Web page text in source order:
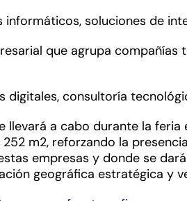
informáticos, soluciones de
que agrupa
digitales, consultoría
a cabo durante la
m2, reforzando la
empresas y donde se
geográfica estratégica y